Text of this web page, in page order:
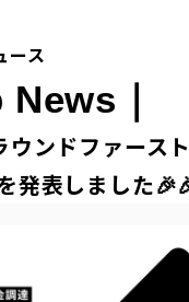
ース
｜
ウンドファース
発表しました